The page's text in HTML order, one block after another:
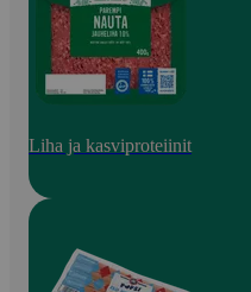
Liha ja kasviproteiinit